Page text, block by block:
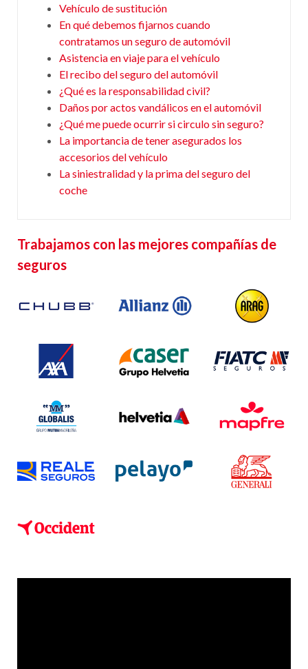
Vehículo de sustitución
En qué debemos fijarnos cuando
contratamos un seguro de automóvil
Asistencia en viaje para el vehículo
El recibo del seguro del automóvil
¿Qué es la responsabilidad civil?
Daños por actos vandálicos en el automóvil
¿Qué me puede ocurrir si circulo sin seguro?
La importancia de tener asegurados los
accesorios del vehículo
La siniestralidad y la prima del seguro del
coche
Trabajamos con las mejores compañías de
seguros